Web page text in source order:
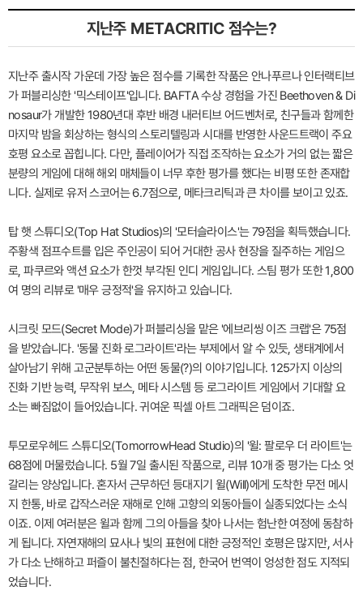
지난주 METACRITIC 점수는?
지난주 출시작 가운데 가장 높은 점수를 기록한 작품은 안나푸르나 인터랙티브
가 퍼블리싱한 '믹스테이프'입니다. BAFTA 수상 경험을 가진 Beethoven & Di
nosaur가 개발한 1980년대 후반 배경 내러티브 어드벤처로, 친구들과 함께한
마지막 밤을 회상하는 형식의 스토리텔링과 시대를 반영한 사운드트랙이 주요
호평 요소로 꼽힙니다. 다만, 플레이어가 직접 조작하는 요소가 거의 없는 짧은
분량의 게임에 대해 해외 매체들이 너무 후한 평가를 했다는 비평 또한 존재합
니다. 실제로 유저 스코어는 6.7점으로, 메타크리틱과 큰 차이를 보이고 있죠.
탑 햇 스튜디오(Top Hat Studios)의 '모터슬라이스'는 79점을 획득했습니다.
주황색 점프수트를 입은 주인공이 되어 거대한 공사 현장을 질주하는 게임으
로, 파쿠르와 액션 요소가 한껏 부각된 인디 게임입니다. 스팀 평가 또한 1,800
여 명의 리뷰로 '매우 긍정적'을 유지하고 있습니다.
시크릿 모드(Secret Mode)가 퍼블리싱을 맡은 '에브리씽 이즈 크랩'은 75점
을 받았습니다. '동물 진화 로그라이트'라는 부제에서 알 수 있듯, 생태계에서
살아남기 위해 고군분투하는 어떤 동물(?)의 이야기입니다. 125가지 이상의
진화 기반 능력, 무작위 보스, 메타 시스템 등 로그라이트 게임에서 기대할 요
소는 빠짐없이 들어있습니다. 귀여운 픽셀 아트 그래픽은 덤이죠.
투모로우헤드 스튜디오(TomorrowHead Studio)의 '윌: 팔로우 더 라이트'는
68점에 머물렀습니다. 5월 7일 출시된 작품으로, 리뷰 10개 중 평가는 다소 엇
갈리는 양상입니다. 혼자서 근무하던 등대지기 윌(Will)에게 도착한 무전 메시
지 한통, 바로 갑작스러운 재해로 인해 고향의 외동아들이 실종되었다는 소식
이죠. 이제 여러분은 윌과 함께 그의 아들을 찾아 나서는 험난한 여정에 동참하
게 됩니다. 자연재해의 묘사나 빛의 표현에 대한 긍정적인 호평은 많지만, 서사
가 다소 난해하고 퍼즐이 불친절하다는 점, 한국어 번역이 엉성한 점도 지적되
었습니다.